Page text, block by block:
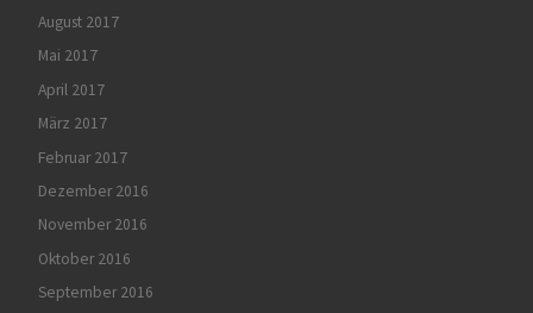
August 2017
Mai 2017
April 2017
März 2017
Februar 2017
Dezember 2016
November 2016
Oktober 2016
September 2016